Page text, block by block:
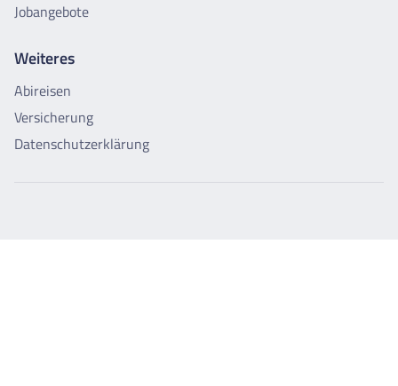
Jobangebote
Weiteres
Abireisen
Versicherung
Datenschutzerklärung